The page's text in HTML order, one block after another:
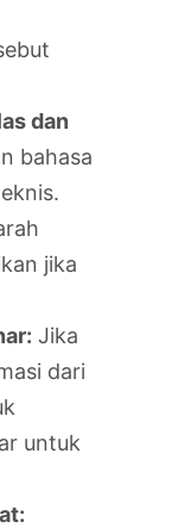
dan
bahasa
jika
Jika
dari
untuk